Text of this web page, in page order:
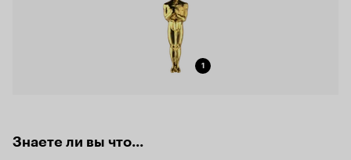
1
Знаете ли вы что...